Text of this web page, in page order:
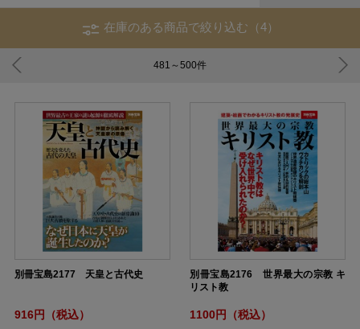
在庫のある商品で絞り込む（4）
481～500件
別冊宝島2177 天皇と古代史
916円（税込）
別冊宝島2176 世界最大の宗教 キ
リスト教
1100円（税込）